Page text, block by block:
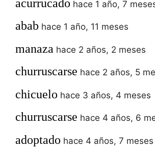
acurrucado hace 1 año, 7
abab hace 1 año, 11 meses
manaza hace 2 años, 2 meses
churruscarse hace 2 años, 5
chicuelo hace 3 años, 4 meses
churruscarse hace 4 años, 6
adoptado hace 4 años, 7 meses